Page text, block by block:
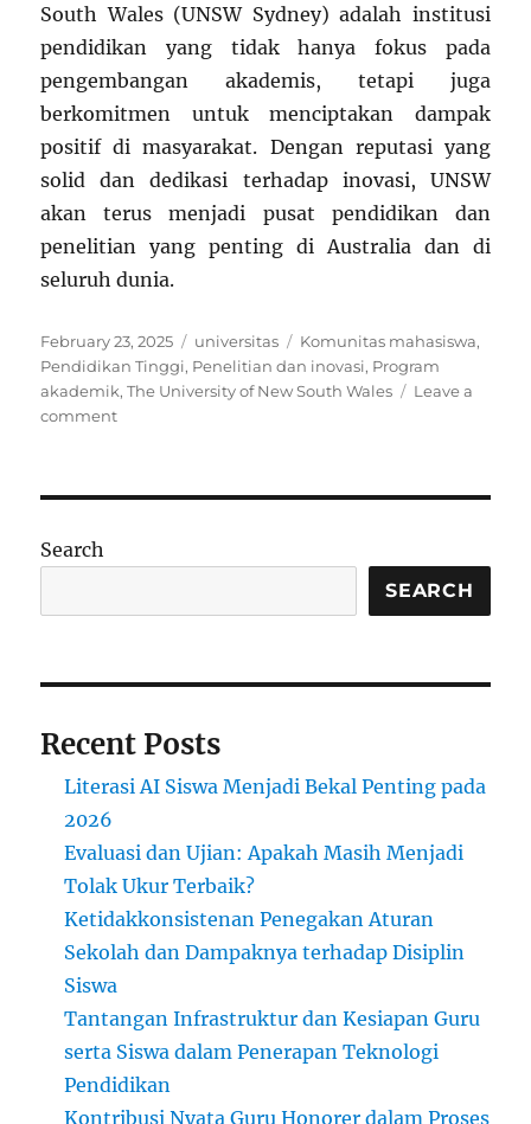
South Wales (UNSW Sydney) adalah institusi
pendidikan yang tidak hanya fokus pada
pengembangan akademis, tetapi juga
berkomitmen untuk menciptakan dampak
positif di masyarakat. Dengan reputasi yang
solid dan dedikasi terhadap inovasi, UNSW
akan terus menjadi pusat pendidikan dan
penelitian yang penting di Australia dan di
seluruh dunia.
Posted
on
February 23, 2025 Categories
universitas Tags
Komunitas mahasiswa,
Pendidikan Tinggi, Penelitian dan inovasi, Program
akademik,The University of New South Wales
Leave a
commenton
Wales
Sydney):
dan
Berkualitas
di
Search
SEARCH
Recent Posts
Literasi AI Siswa Menjadi Bekal Penting pada
2026
Evaluasi dan Ujian: Apakah Masih Menjadi
Tolak Ukur Terbaik?
Ketidakkonsistenan Penegakan Aturan
Sekolah dan Dampaknya terhadap Disiplin
Siswa
Tantangan Infrastruktur dan Kesiapan Guru
serta Siswa dalam Penerapan Teknologi
Pendidikan
Kontribusi Nyata Guru Honorer dalam Proses